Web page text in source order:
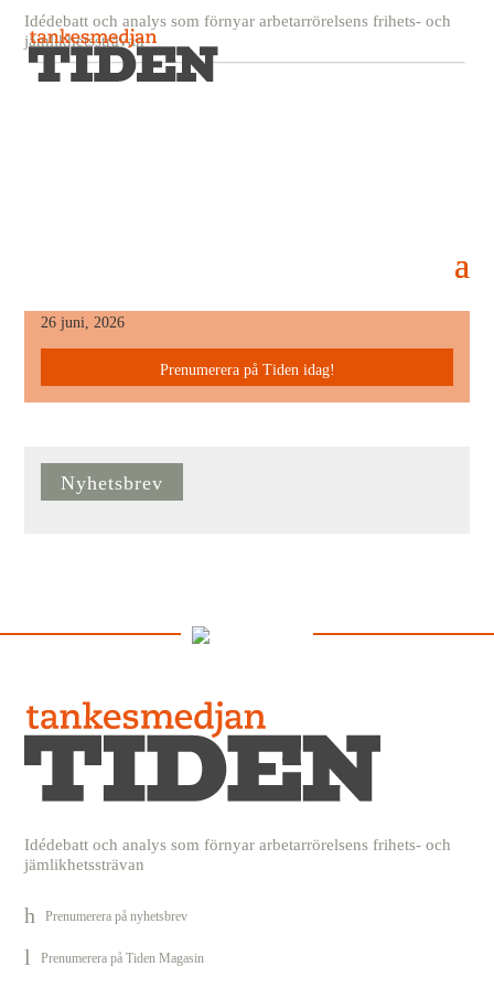
Idédebatt och analys som förnyar arbetarrörelsens frihets- och
jämlikhetssträvan
26 juni, 2026
Prenumerera på Tiden idag!
Nyhetsbrev
Idédebatt och analys som förnyar arbetarrörelsens frihets- och
jämlikhetssträvan
Prenumerera på nyhetsbrev
Prenumerera på Tiden Magasin